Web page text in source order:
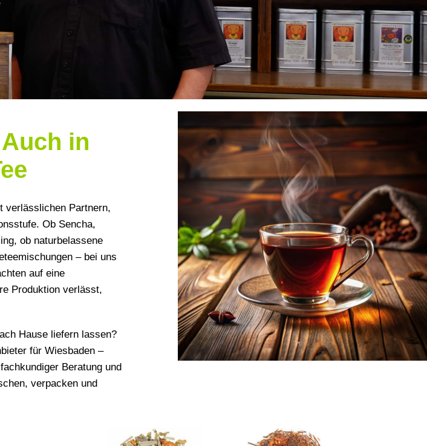
in
verlässlichen Partnern,
Ob Sencha,
ob naturbelassene
– bei uns
auf eine
Produktion verlässt,
Hause liefern lassen?
für Wiesbaden –
Beratung und
verpacken und